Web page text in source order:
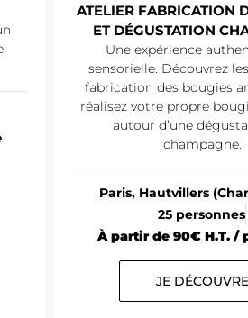
ATELIER FABRICATION
ET DÉGUSTATION
Une expérience
sensorielle. Découvrez
fabrication des bougies
réalisez votre propre
autour d’une
champagne.
Paris, Hautvillers
25 personnes
À partir de 90€ H.T. /
JE DÉCOUVRE